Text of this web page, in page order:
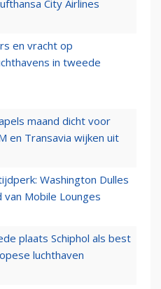
City Airlines
en vracht op
in tweede
maand dicht voor
en Transavia wijken uit
Washington Dulles
Mobile Lounges
plaats Schiphol als best
luchthaven